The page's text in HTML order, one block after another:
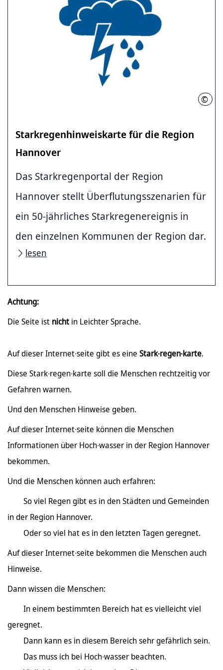
© RH
Starkregenhinweiskarte für die Region
Hannover
Das Starkregenportal der Region
Hannover stellt Überflutungsszenarien für
ein 50-jährliches Starkregenereignis in
den einzelnen Kommunen der Region dar.
lesen
Achtung:
Die Seite ist nicht in Leichter Sprache.
Auf dieser Internet∙seite gibt es eine Stark∙regen∙karte.
Diese Stark∙regen∙karte soll die Menschen rechtzeitig vor
Gefahren warnen.
Und den Menschen Hinweise geben.
Auf dieser Internet∙seite können die Menschen
Informationen über Hoch∙wasser in der Region Hannover
bekommen.
Und die Menschen können auch erfahren:
So viel Regen gibt es in den Städten und Gemeinden
in der Region Hannover.
Oder so viel hat es in den letzten Tagen geregnet.
Auf dieser Internet∙seite bekommen die Menschen auch
Hinweise.
Dann wissen die Menschen:
In einem bestimmten Bereich hat es vielleicht viel
geregnet.
Dann kann es in diesem Bereich sehr gefährlich sein.
Das muss ich bei Hoch∙wasser beachten.